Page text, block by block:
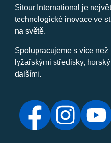
Sitour International je
technologické inovace ve
na světě.
Spolupracujeme s více než
lyžařskými středisky,
dalšími.